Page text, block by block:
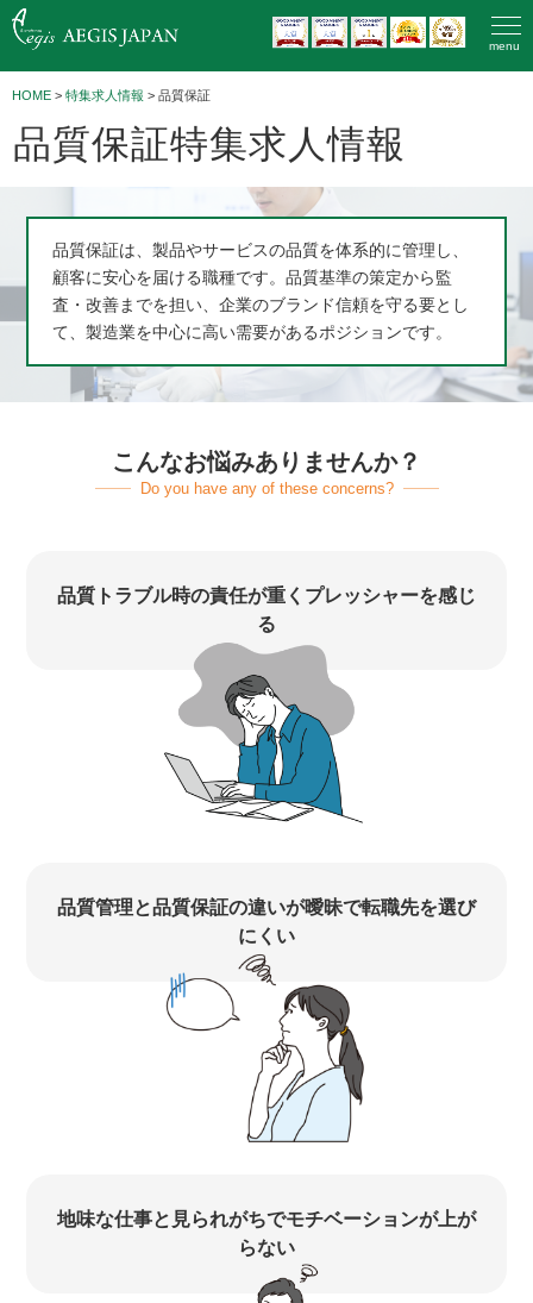
menu
HOME > 特集求人情報 > 品質保証
品質保証特集求人情報
品質保証は、製品やサービスの品質を体系的に管理し、
顧客に安心を届ける職種です。品質基準の策定から監
査・改善までを担い、企業のブランド信頼を守る要とし
て、製造業を中心に高い需要があるポジションです。
こんなお悩みありませんか？
Do you have any of these concerns?
品質トラブル時の責任が重くプレッシャーを感じ
る
品質管理と品質保証の違いが曖昧で転職先を選び
にくい
地味な仕事と見られがちでモチベーションが上が
らない